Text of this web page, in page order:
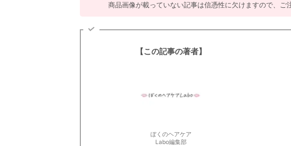
商品画像が載っていない記事は信憑性に欠けますので、ご
【この記事の著者】
ぼくのヘアケア
Labo編集部